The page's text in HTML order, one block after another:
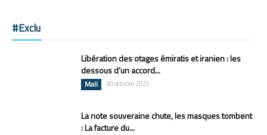
#Exclu
Libération des otages émiratis et iranien : les
dessous d’un accord...
Mali 30 octobre 2025
La note souveraine chute, les masques tombent
: La facture du...